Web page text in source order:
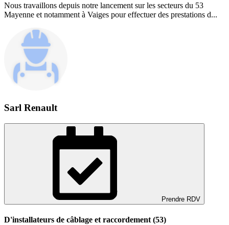
Nous travaillons depuis notre lancement sur les secteurs du 53
Mayenne et notamment à Vaiges pour effectuer des prestations d...
Sarl Renault
Prendre RDV
D'installateurs de câblage et raccordement (53)